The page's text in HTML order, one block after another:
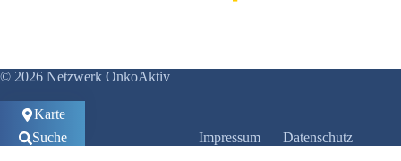
© 2026 Netzwerk OnkoAktiv
Impressum Datenschutz
Karte
Suche